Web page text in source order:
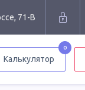
71-В
Калькулятор
0